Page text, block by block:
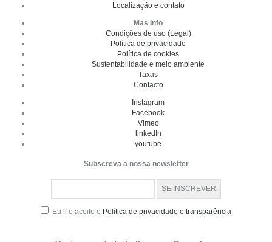
Localização e contato
Mas Info
Condições de uso (Legal)
Política de privacidade
Política de cookies
Sustentabilidade e meio ambiente
Taxas
Contacto
Instagram
Facebook
Vimeo
linkedIn
youtube
Subscreva a nossa newsletter
Eu li e aceito o Política de privacidade e transparência